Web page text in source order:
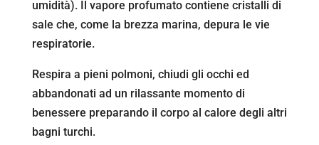
umidità). Il vapore profumato contiene cristalli di
sale che, come la brezza marina, depura le vie
respiratorie.
Respira a pieni polmoni, chiudi gli occhi ed
abbandonati ad un rilassante momento di
benessere preparando il corpo al calore degli altri
bagni turchi.